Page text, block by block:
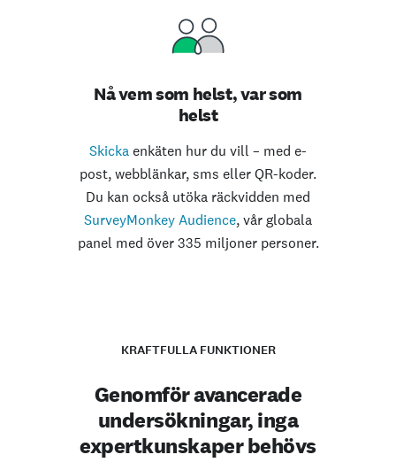
Nå vem som helst, var som
helst
Skickaenkäten hur du vill – med e-
post, webblänkar, sms eller QR-koder.
Du kan också utöka räckvidden med
SurveyMonkey Audience, vår globala
panel med över 335 miljoner personer.
KRAFTFULLA FUNKTIONER
Genomför avancerade
undersökningar, inga
expertkunskaper behövs